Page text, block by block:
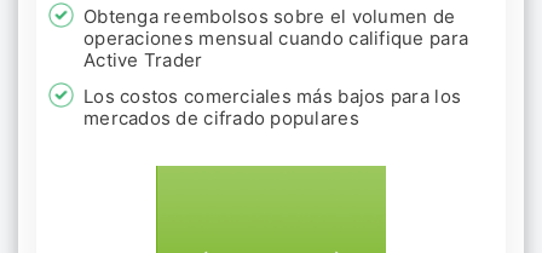
Obtenga reembolsos sobre el volumen de
operaciones mensual cuando califique para
Active Trader
Los costos comerciales más bajos para los
mercados de cifrado populares